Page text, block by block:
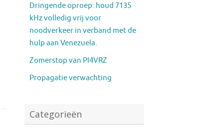
Dringende oproep: houd 7135
kHz volledig vrij voor
noodverkeer in verband met de
hulp aan Venezuela.
Zomerstop van PI4VRZ
Propagatie verwachting
Categorieën